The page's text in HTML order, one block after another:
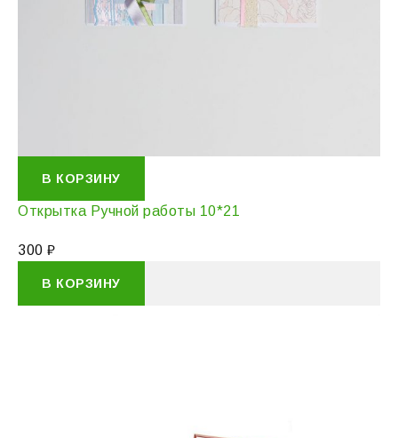
В КОРЗИНУ
Открытка Ручной работы 10*21
300 ₽
В КОРЗИНУ